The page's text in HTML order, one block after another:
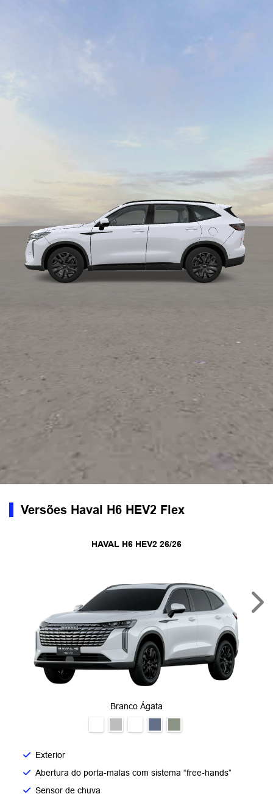
Versões Haval H6 HEV2 Flex
HAVAL H6 HEV2 26/26
Branco Ágata
Exterior
Abertura do porta-malas com sistema “free-hands”
Sensor de chuva